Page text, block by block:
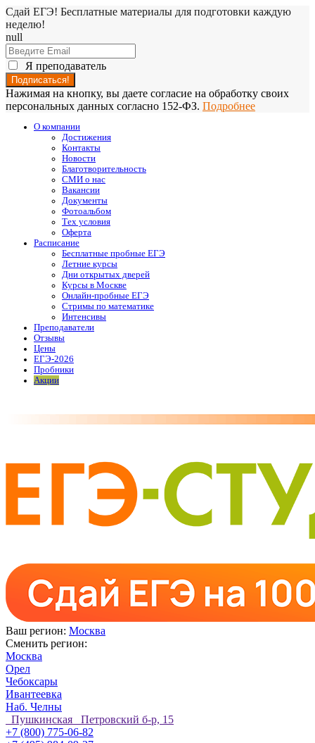
Сдай ЕГЭ! Бесплатные материалы для подготовки каждую
неделю!
null
Я преподаватель
Нажимая на кнопку, вы даете согласие на обработку своих
персональных данных согласно 152-ФЗ. Подробнее
О компании
Достижения
Контакты
Новости
Благотворительность
СМИ о нас
Вакансии
Документы
Фотоальбом
Тех условия
Оферта
Расписание
Бесплатные пробные ЕГЭ
Летние курсы
Дни открытых дверей
Курсы в Москве
Онлайн-пробные ЕГЭ
Стримы по математике
Интенсивы
Преподаватели
Отзывы
Цены
ЕГЭ-2026
Пробники
Акции
Ваш регион: Москва
Сменить регион:
Москва
Орел
Чебоксары
Ивантеевка
Наб. Челны
Пушкинская Петровский б-р, 15
+7 (800) 775-06-82